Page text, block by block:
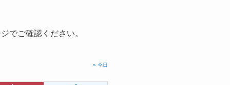
ジでご確認ください。
» 今日